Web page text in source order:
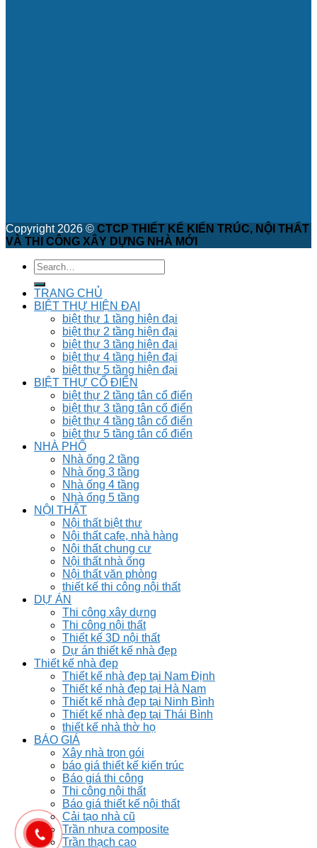
Copyright 2026 © CTCP THIẾT KẾ KIẾN TRÚC, NỘI THẤT
VÀ THI CÔNG XÂY DỰNG NHÀ MỚI
TRANG CHỦ
BIỆT THỰ HIỆN ĐẠI
biệt thự 1 tầng hiện đại
biệt thự 2 tầng hiện đại
biệt thự 3 tầng hiện đại
biệt thự 4 tầng hiện đại
biệt thự 5 tầng hiện đại
BIỆT THỰ CỔ ĐIỂN
biệt thự 2 tầng tân cổ điển
biệt thự 3 tầng tân cổ điển
biệt thự 4 tầng tân cổ điển
biệt thự 5 tầng tân cổ điển
NHÀ PHỐ
Nhà ống 2 tầng
Nhà ống 3 tầng
Nhà ống 4 tầng
Nhà ống 5 tầng
NỘI THẤT
Nội thất biệt thư
Nội thất cafe, nhà hàng
Nội thất chung cư
Nội thất nhà ống
Nội thất văn phòng
thiết kế thi công nội thất
DỰ ÁN
Thi công xây dựng
Thi công nội thất
Thiết kế 3D nội thất
Dự án thiết kế nhà đẹp
Thiết kế nhà đẹp
Thiết kế nhà đẹp tại Nam Định
Thiết kế nhà đẹp tại Hà Nam
Thiết kế nhà đẹp tại Ninh Bình
Thiết kế nhà đẹp tại Thái Bình
thiết kế nhà thờ họ
BÁO GIÁ
Xây nhà trọn gói
báo giá thiết kế kiến trúc
Báo giá thi công
Thi công nội thất
Báo giá thiết kế nội thất
Cải tạo nhà cũ
Trần nhựa composite
Trần thạch cao